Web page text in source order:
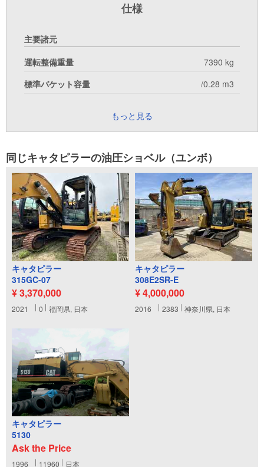
仕様
主要諸元
運転整備重量
7390 kg
標準バケット容量
/0.28 m3
もっと見る
同じキャタピラーの油圧ショベル（ユンボ）
キャタピラー
315GC-07
¥ 3,370,000
2021 0 福岡県, 日本
キャタピラー
308E2SR-E
¥ 4,000,000
2016 2383 神奈川県, 日本
キャタピラー
5130
Ask the Price
1996 11960 日本